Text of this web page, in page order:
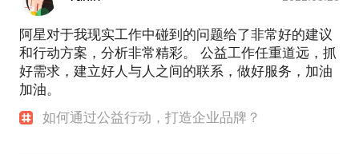
阿星对于我现实工作中碰到的问题给了非常好的建议
和行动方案，分析非常精彩。 公益工作任重道远，抓
好需求，建立好人与人之间的联系，做好服务，加油
加油。
如何通过公益行动，打造企业品牌？